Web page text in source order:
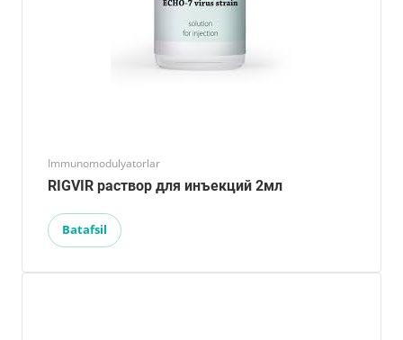
Immunomodulyatorlar
RIGVIR раствор для инъекций 2мл
Batafsil